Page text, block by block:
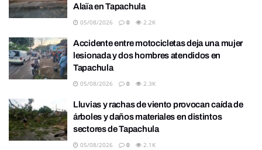
Alaïa en Tapachula
05/08/2026 0 2.2K
Accidente entre motocicletas deja una mujer
lesionada y dos hombres atendidos en
Tapachula
05/08/2026 0 2.3K
Lluvias y rachas de viento provocan caída de
árboles y daños materiales en distintos
sectores de Tapachula
05/08/2026 0 2.1K